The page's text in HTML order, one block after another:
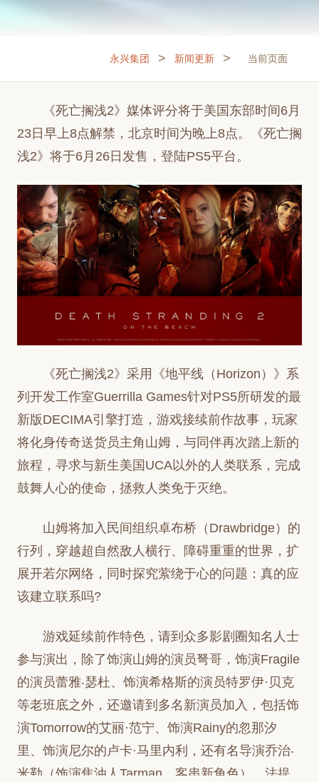
永兴集团 > 新闻更新 > 当前页面
《死亡搁浅2》媒体评分将于美国东部时间6月
23日早上8点解禁，北京时间为晚上8点。《死亡搁
浅2》将于6月26日发售，登陆PS5平台。
《死亡搁浅2》采用《地平线（Horizon）》系
列开发工作室Guerrilla Games针对PS5所研发的最
新版DECIMA引擎打造，游戏接续前作故事，玩家
将化身传奇送货员主角山姆，与同伴再次踏上新的
旅程，寻求与新生美国UCA以外的人类联系，完成
鼓舞人心的使命，拯救人类免于灭绝。
山姆将加入民间组织卓布桥（Drawbridge）的
行列，穿越超自然敌人横行、障碍重重的世界，扩
展开若尔网络，同时探究萦绕于心的问题：真的应
该建立联系吗?
游戏延续前作特色，请到众多影剧圈知名人士
参与演出，除了饰演山姆的演员弩哥，饰演Fragile
的演员蕾雅‧瑟杜、饰演希格斯的演员特罗伊·贝克
等老班底之外，还邀请到多名新演员加入，包括饰
演Tomorrow的艾丽·范宁、饰演Rainy的忽那汐
里、饰演尼尔的卢卡·马里内利，还有名导演乔治‧
米勒（饰演焦油人Tarman，客串新角色）、法提